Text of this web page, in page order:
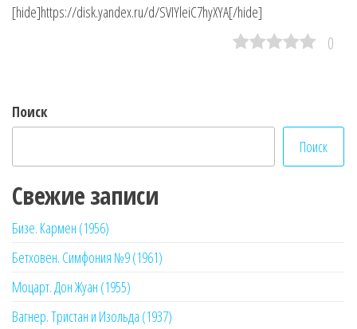
[hide]https://disk.yandex.ru/d/SVIYleiC7hyXYA[/hide]
0
Поиск
Поиск
Свежие записи
Бизе. Кармен (1956)
Бетховен. Симфония №9 (1961)
Моцарт. Дон Жуан (1955)
Вагнер. Тристан и Изольда (1937)